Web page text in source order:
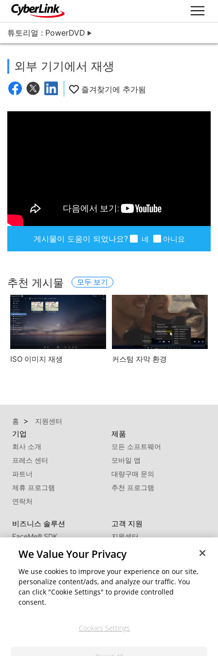
튜토리얼 : PowerDVD
외부 기기에서 재생
즐겨찾기에 추가됨
게시물이 도움이 되었나요? 네 아니요
추천 게시물 모두 보기
ISO 이미지 재생 커스텀 자막 환경
홈 지원센터
기업
회사 소개
프레스 센터
파트너
제휴 프로그램
연락처
제품
모든 소프트웨어
모바일 앱
대량구매 문의
추천 프로그램
비즈니스 솔루션
FaceMe®SDK
고객 지원
지원센터
커뮤니티 지역 변경
We Value Your Privacy
We use cookies to improve your experience on our site,
personalize content/ads, and analyze our traffic. You
can click "Cookie Settings" to provide controlled
consent.
Cookies Settings